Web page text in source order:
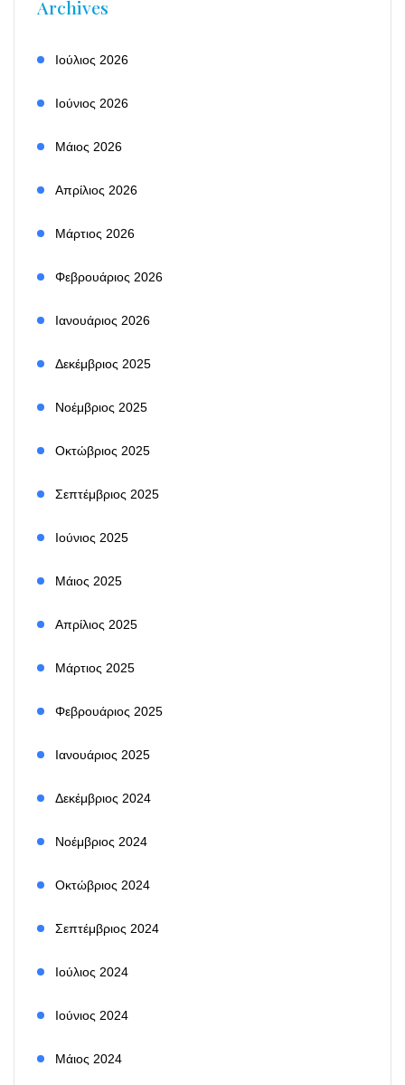
Archives
Ιούλιος 2026
Ιούνιος 2026
Μάιος 2026
Απρίλιος 2026
Μάρτιος 2026
Φεβρουάριος 2026
Ιανουάριος 2026
Δεκέμβριος 2025
Νοέμβριος 2025
Οκτώβριος 2025
Σεπτέμβριος 2025
Ιούνιος 2025
Μάιος 2025
Απρίλιος 2025
Μάρτιος 2025
Φεβρουάριος 2025
Ιανουάριος 2025
Δεκέμβριος 2024
Νοέμβριος 2024
Οκτώβριος 2024
Σεπτέμβριος 2024
Ιούλιος 2024
Ιούνιος 2024
Μάιος 2024